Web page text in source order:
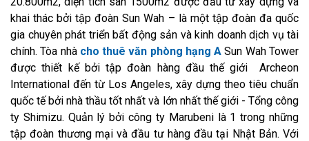
khai thác bởi tập đoàn Sun Wah – là một tập đoàn đa quốc
gia chuyên phát triển bất động sản và kinh doanh dịch vụ tài
chính. Tòa nhà cho thuê văn phòng hạng A Sun Wah Tower
được thiết kế bởi tập đoàn hàng đầu thế giới Archeon
International đến từ Los Angeles, xây dựng theo tiêu chuẩn
quốc tế bởi nhà thầu tốt nhất và lớn nhất thế giới - Tổng công
ty Shimizu. Quản lý bởi công ty Marubeni là 1 trong những
tập đoàn thương mại và đầu tư hàng đầu tại Nhật Bản. Với